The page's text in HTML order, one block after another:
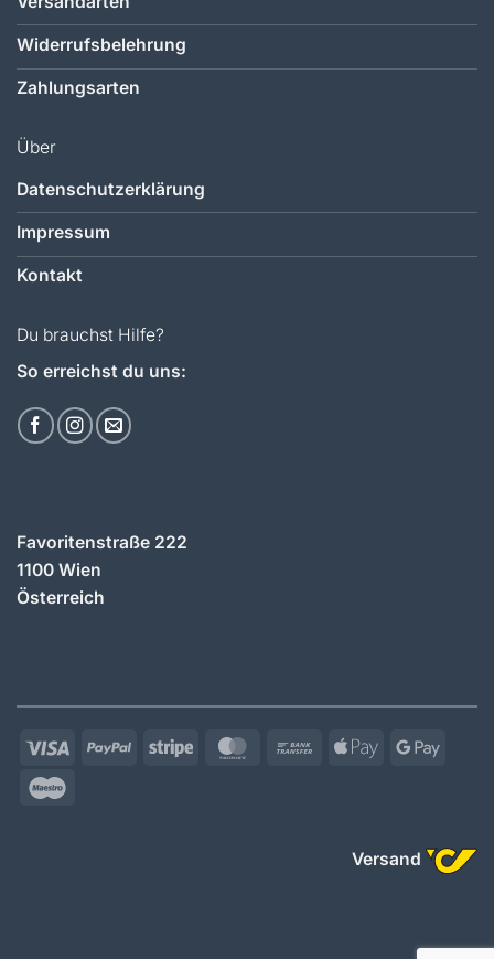
Widerrufsbelehrung
Zahlungsarten
Über
Datenschutzerklärung
Impressum
Kontakt
Du brauchst Hilfe?
So erreichst du uns:
Favoritenstraße 222
1100 Wien
Österreich
Visa PayPal Stripe MasterCard
Bank
Apple
Versand